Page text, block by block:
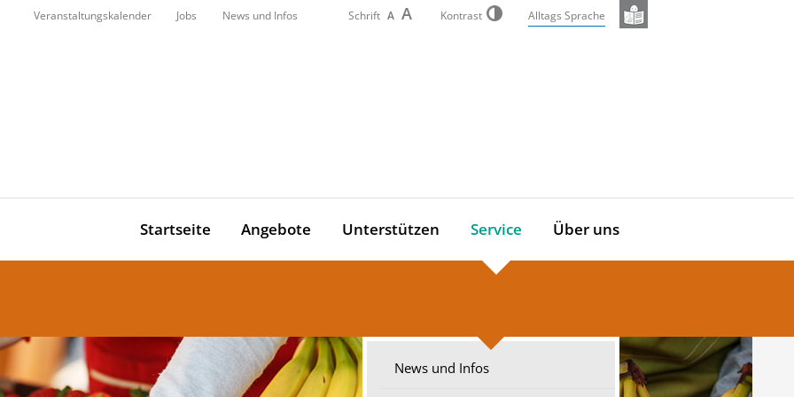
Veranstaltungskalender Jobs News und Infos Schrift A A Kontrast Alltags Sprache
Startseite Angebote Unterstützen Service Über uns
News und Infos